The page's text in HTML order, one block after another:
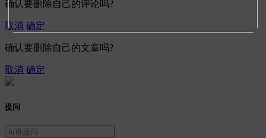
确认要删除自己的评论吗?
取消 确定
确认要删除自己的文章吗?
取消 确定
提问